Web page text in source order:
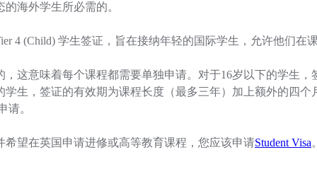
海外学生所必需的。
4 (Child) 学生签证，旨在接纳年轻的国际学生，允许他们在
，这意味着每个课程都需要单独申请。对于16岁以下的学生
学生，签证的有效期为课程长度（最多三年）加上额外的四
请。
希望在英国申请进修或高等教育课程，您应该申请Student Visa